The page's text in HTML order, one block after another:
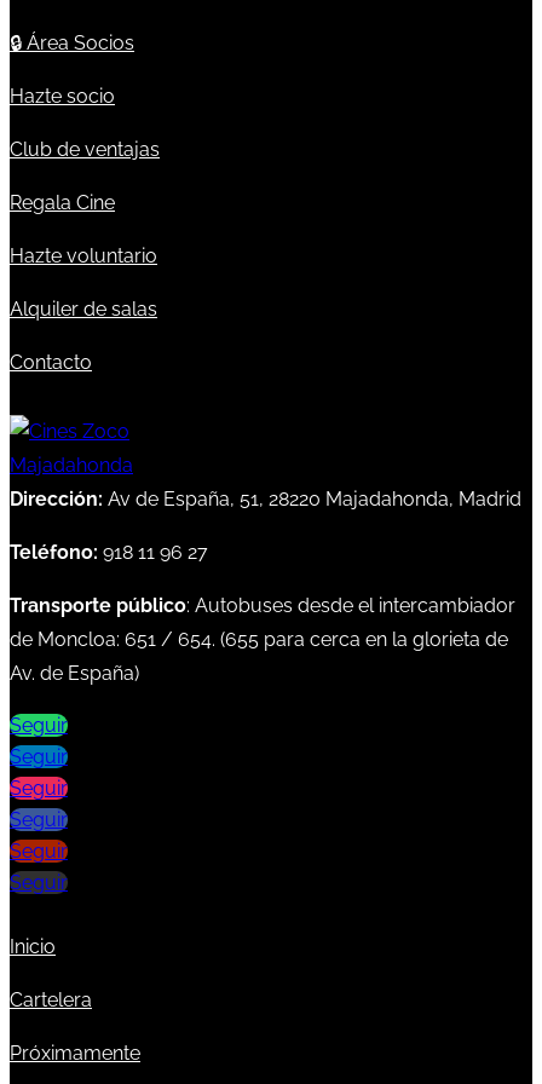
🔒 Área Socios
Hazte socio
Club de ventajas
Regala Cine
Hazte voluntario
Alquiler de salas
Contacto
Dirección: Av de España, 51, 28220 Majadahonda, Madrid
Teléfono: 918 11 96 27
Transporte público: Autobuses desde el intercambiador
de Moncloa: 651 / 654. (655 para cerca en la glorieta de
Av. de España)
Seguir
Seguir
Seguir
Seguir
Seguir
Seguir
Inicio
Cartelera
Próximamente